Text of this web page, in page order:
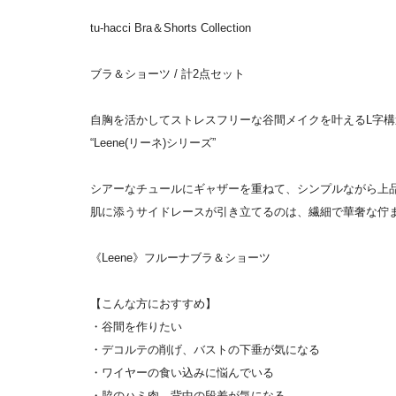
tu-hacci Bra＆Shorts Collection
ブラ＆ショーツ / 計2点セット
自胸を活かしてストレスフリーな谷間メイクを叶えるL字
“Leene(リーネ)シリーズ”
シアーなチュールにギャザーを重ねて、シンプルながら上
肌に添うサイドレースが引き立てるのは、繊細で華奢な佇
《Leene》フルーナブラ＆ショーツ
【こんな方におすすめ】
・谷間を作りたい
・デコルテの削げ、バストの下垂が気になる
・ワイヤーの食い込みに悩んでいる